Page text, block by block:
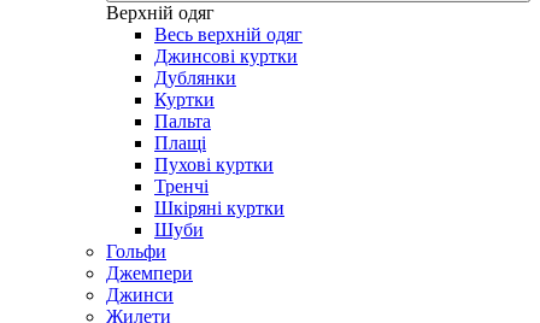
Верхній одяг
Весь верхній одяг
Джинсові куртки
Дублянки
Куртки
Пальта
Плащі
Пухові куртки
Тренчі
Шкіряні куртки
Шуби
Гольфи
Джемпери
Джинси
Жилети